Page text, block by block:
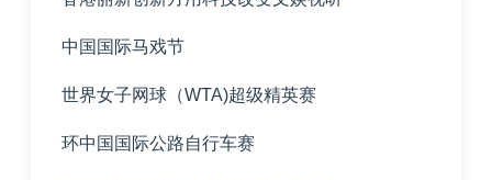
中国国际马戏节
世界女子网球（WTA)超级精英赛
环中国国际公路自行车赛